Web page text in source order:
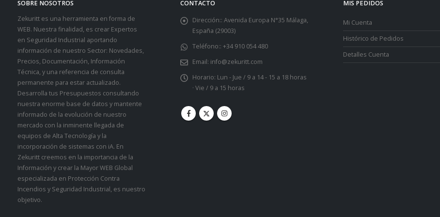
SOBRE NOSOTROS
Zekuritt es una herramienta en forma de
WEB. Nuestra finalidad, es crear Expertos
en Seguridad Industrial aportando
información de nuestro Sector: Novedades,
Precios, Documentación, Información
Técnica, y una referencia de consulta
permanente para estar actualizado.
Desarrolla tus Presupuestos consultando
nuestra enorme base de datos y mantente
informado de la evolución de nuestro
mercado con la inminente llegada de
equipos de Alta Tecnología y la
incorporación de sistemas con iA. En
Zekuritt creemos en la importancia de la
Información y crear la Mayor WEB Global
especializada en Protección Contra
Incendios y Seguridad Industrial, es nuestro
objetivo.
CONTACTO
Dirección:: Avenida Europa N°35 Málaga,
España (29003)
Teléfono:: +34 910 054 480
Email: info@zekuritt.com
Horario: Lun - Jue / 9 a 14 - 15 a 18 horas
· Vie / 9 a 15 horas
MIS PEDIDOS
Mi Cuenta
Histórico de Pedidos
Detalles Cuenta